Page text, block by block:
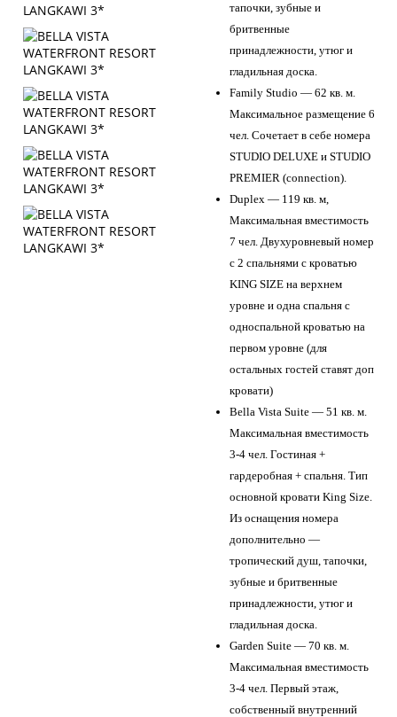
тапочки, зубные и
бритвенные
принадлежности, утюг и
гладильная доска.
Family Studio — 62 кв. м.
Максимальное размещение 6
чел. Сочетает в себе номера
STUDIO DELUXE и STUDIO
PREMIER (connection).
Duplex — 119 кв. м,
Максимальная вместимость
7 чел. Двухуровневый номер
с 2 спальнями с кроватью
KING SIZE на верхнем
уровне и одна спальня с
односпальной кроватью на
первом уровне (для
остальных гостей ставят доп
кровати)
Bella Vista Suite — 51 кв. м.
Максимальная вместимость
3-4 чел. Гостиная +
гардеробная + спальня. Тип
основной кровати King Size.
Из оснащения номера
дополнительно —
тропический душ, тапочки,
зубные и бритвенные
принадлежности, утюг и
гладильная доска.
Garden Suite — 70 кв. м.
Максимальная вместимость
3-4 чел. Первый этаж,
собственный внутренний